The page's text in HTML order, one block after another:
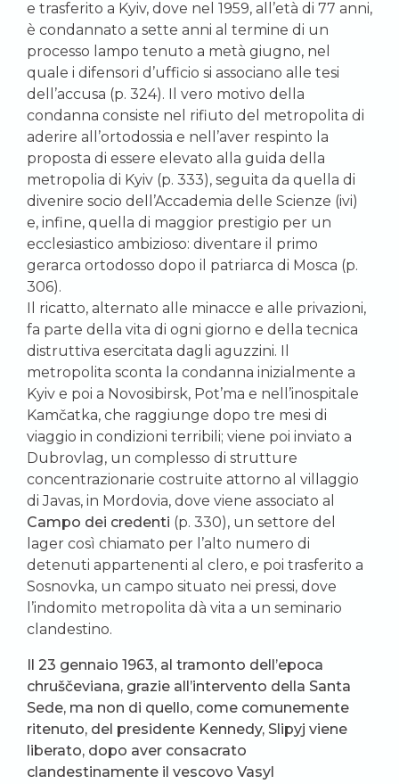
e trasferito a Kyiv, dove nel 1959, all’età di 77 anni,
è condannato a sette anni al termine di un
processo lampo tenuto a metà giugno, nel
quale i difensori d’ufficio si associano alle tesi
dell’accusa (p. 324). Il vero motivo della
condanna consiste nel rifiuto del metropolita di
aderire all’ortodossia e nell’aver respinto la
proposta di essere elevato alla guida della
metropolia di Kyiv (p. 333), seguita da quella di
divenire socio dell’Accademia delle Scienze (ivi)
e, infine, quella di maggior prestigio per un
ecclesiastico ambizioso: diventare il primo
gerarca ortodosso dopo il patriarca di Mosca (p.
306).
Il ricatto, alternato alle minacce e alle privazioni,
fa parte della vita di ogni giorno e della tecnica
distruttiva esercitata dagli aguzzini. Il
metropolita sconta la condanna inizialmente a
Kyiv e poi a Novosibirsk, Pot’ma e nell’inospitale
Kamčatka, che raggiunge dopo tre mesi di
viaggio in condizioni terribili; viene poi inviato a
Dubrovlag, un complesso di strutture
concentrazionarie costruite attorno al villaggio
di Javas, in Mordovia, dove viene associato al
Campo dei credenti (p. 330), un settore del
lager così chiamato per l’alto numero di
detenuti appartenenti al clero, e poi trasferito a
Sosnovka, un campo situato nei pressi, dove
l’indomito metropolita dà vita a un seminario
clandestino.
Il 23 gennaio 1963, al tramonto dell’epoca
chruščeviana, grazie all’intervento della Santa
Sede, ma non di quello, come comunemente
ritenuto, del presidente Kennedy, Slipyj viene
liberato, dopo aver consacrato
clandestinamente il vescovo Vasyl